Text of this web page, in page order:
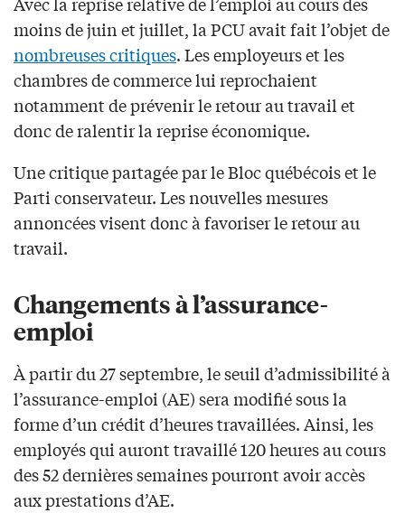
moins de juin et juillet, la PCU avait fait l’objet de
nombreuses critiques. Les employeurs et les
chambres de commerce lui reprochaient
notamment de prévenir le retour au travail et
donc de ralentir la reprise économique.
Une critique partagée par le Bloc québécois et le
Parti conservateur. Les nouvelles mesures
annoncées visent donc à favoriser le retour au
travail.
Changements à l’assurance-
emploi
À partir du 27 septembre, le seuil d’admissibilité à
l’assurance-emploi (AE) sera modifié sous la
forme d’un crédit d’heures travaillées. Ainsi, les
employés qui auront travaillé 120 heures au cours
des 52 dernières semaines pourront avoir accès
aux prestations d’AE.